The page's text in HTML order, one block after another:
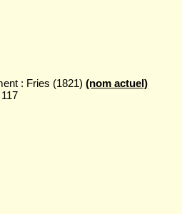
: Fries (1821)(nom actuel)